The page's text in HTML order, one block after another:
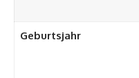
Geburtsjahr